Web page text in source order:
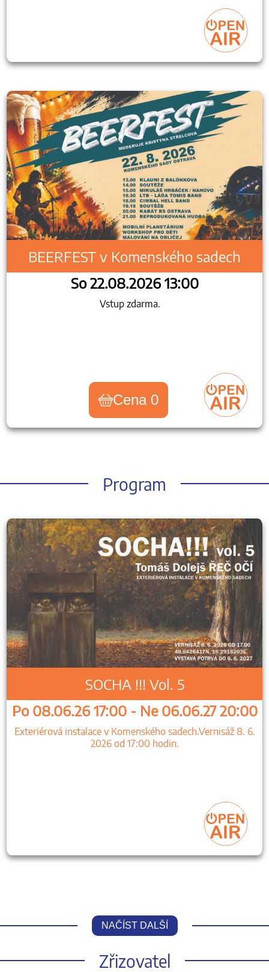
BEERFEST v Komenského sadech
So 22.08.2026 13:00
Vstup zdarma.
Cena 0
Program
SOCHA !!! Vol. 5
Po 08.06.26 17:00 - Ne 06.06.27 20:00
Exteriérová instalace v Komenského sadech.Vernisáž 8. 6.
2026 od 17:00 hodin.
NAČÍST DALŠÍ
Zřizovatel